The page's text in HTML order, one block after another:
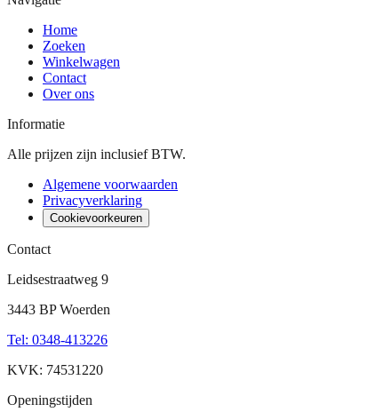
Home
Zoeken
Winkelwagen
Contact
Over ons
Informatie
Alle prijzen zijn inclusief BTW.
Algemene voorwaarden
Privacyverklaring
Cookievoorkeuren
Contact
Leidsestraatweg 9
3443 BP Woerden
Tel: 0348-413226
KVK: 74531220
Openingstijden